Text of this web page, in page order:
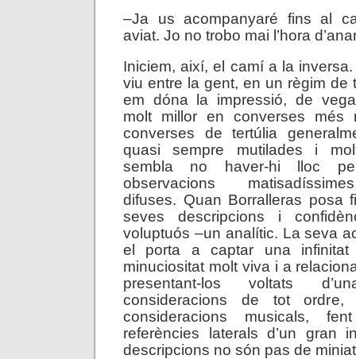
–Ja us acompanyaré fins al
aviat. Jo no trobo mai l’hora
Iniciem, així, el camí a la
viu entre la gent, en un règim de
em dóna la impressió, de
molt millor en converses més
converses de tertúlia
quasi sempre mutilades i
sembla no haver-hi lloc
observacions
difuses. Quan Borralleras posa
seves descripcions i
voluptuós –un analític. La seva
el porta a captar una infinitat
minuciositat molt viva i a
presentant-los voltats
consideracions de tot
consideracions musicals,
referències laterals d’un gran
descripcions no són pas de